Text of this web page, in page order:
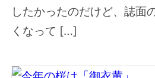
したかったのだけど、誌面
くなって […]